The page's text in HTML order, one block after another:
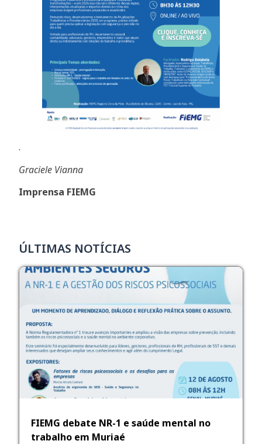
.
Graciele Vianna
Imprensa FIEMG
ÚLTIMAS NOTÍCIAS
FIEMG debate NR-1 e saúde mental no
trabalho em Muriaé